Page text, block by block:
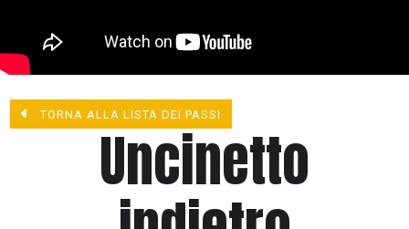
TORNA ALLA LISTA DEI PASSI
Uncinetto